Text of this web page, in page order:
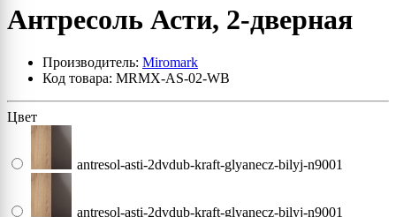
Антресоль Асти, 2-дверная
Производитель: Miromark
Код товара: MRMX-AS-02-WB
Цвет
antresol-asti-2dvdub-kraft-glyanecz-bilyj-n9001
antresol-asti-2dvdub-kraft-glyanecz-bilyj-n9001